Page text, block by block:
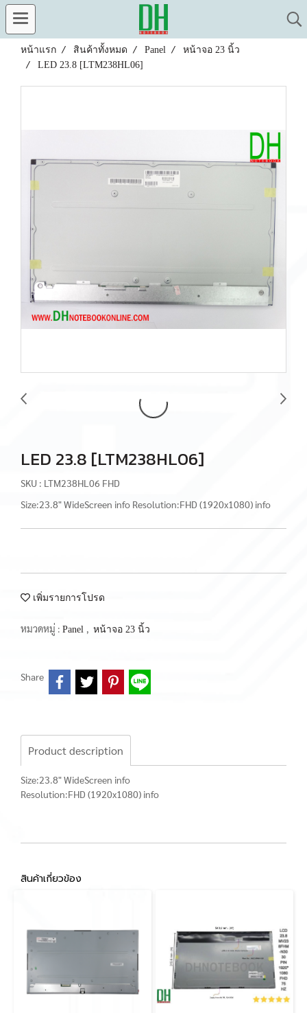
หน้าแรก สินค้าทั้งหมด Panel
หน้าจอ 23 นิ้ว
LED 23.8 [LTM238HL06]
LED 23.8 [LTM238HL06]
SKU : LTM238HL06 FHD
Size:23.8" WideScreen info Resolution:FHD (1920x1080) info
เพิ่มรายการโปรด
หมวดหมู่ : Panel , หน้าจอ 23 นิ้ว
Share
Product description
Size:23.8" WideScreen info
Resolution:FHD (1920x1080) info
สินค้าเกี่ยวข้อง